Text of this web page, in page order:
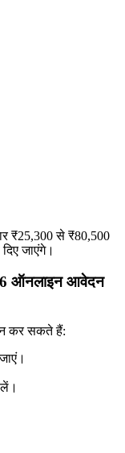
₹25,300 से ₹80,500
जाएंगे।
ऑनलाइन आवेदन
कर सकते हैं: